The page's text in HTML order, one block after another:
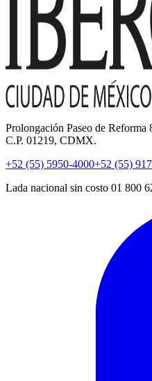
Prolongación Paseo de
C.P. 01219, CDMX.
+52 (55) 5950-4000+52 (55)
Lada nacional sin costo 01 800